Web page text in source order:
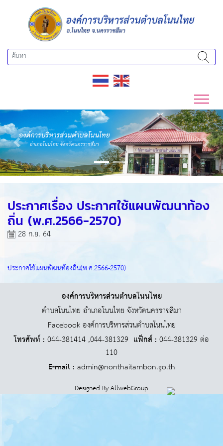
Previous Next
ประกาศเรื่อง ประกาศใช้แผนพัฒนาท้อง
ถิ่น (พ.ศ.2566-2570)
28 ก.ย. 64
ประกาศใช้แผนพัฒนท้องถิ่น(พ.ศ.2566-2570)
องค์การบริหารส่วนตำบลโนนไทย
ตำบลโนนไทย อำเภอโนนไทย จังหวัดนครราชสีมา
Facebook องค์การบริหารส่วนตำบลโนนไทย
โทรศัพท์ : 044-381414 ,044-381329 แฟ็กส์ : 044-381329 ต่อ
110
E-mail : admin@nonthaitambon.go.th
Designed ByAllwebGroup